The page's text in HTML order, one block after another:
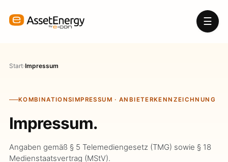
☰
Start›Impressum
KOMBINATIONSIMPRESSUM · ANBIETERKENNZEICHNUNG
Impressum.
Angaben gemäß § 5 Telemediengesetz (TMG) sowie § 18
Medienstaatsvertrag (MStV).